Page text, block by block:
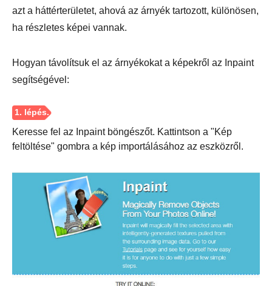
azt a háttérterületet, ahová az árnyék tartozott, különösen,
ha részletes képei vannak.
Hogyan távolítsuk el az árnyékokat a képekről az Inpaint
segítségével:
Keresse fel az Inpaint böngészőt. Kattintson a "Kép
feltöltése" gombra a kép importálásához az eszközről.